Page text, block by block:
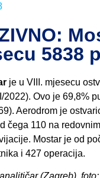
5838
je u VIII. mjesecu
2022). Ovo je 69,8%
Aerodrom je
čega 110 na
Mostar je od
i 427 operacija.
(Zagreb),